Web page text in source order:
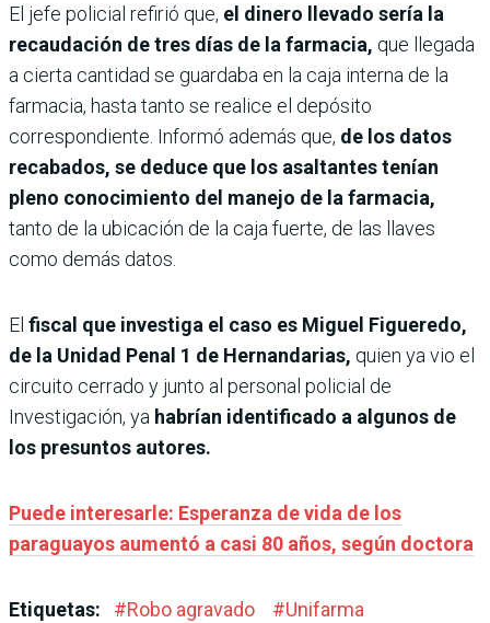
El jefe policial refirió que, el dinero llevado sería la
recaudación de tres días de la farmacia, que llegada
a cierta cantidad se guardaba en la caja interna de la
farmacia, hasta tanto se realice el depósito
correspondiente. Informó además que, de los datos
recabados, se deduce que los asaltantes tenían
pleno conocimiento del manejo de la farmacia,
tanto de la ubicación de la caja fuerte, de las llaves
como demás datos.
El fiscal que investiga el caso es Miguel Figueredo,
de la Unidad Penal 1 de Hernandarias, quien ya vio el
circuito cerrado y junto al personal policial de
Investigación, ya habrían identificado a algunos de
los presuntos autores.
Puede interesarle: Esperanza de vida de los
paraguayos aumentó a casi 80 años, según doctora
Etiquetas: #Robo agravado #Unifarma